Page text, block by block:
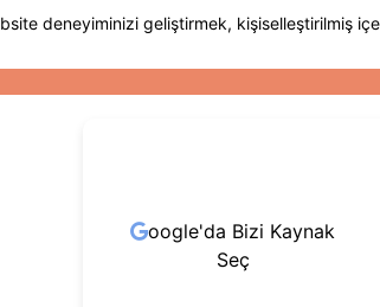
oogle'da Bizi Kaynak
Seç